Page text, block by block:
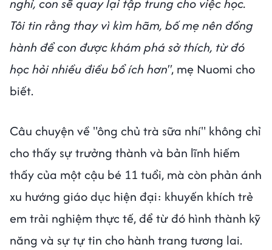
Tôi tin rằng thay vì kìm hãm, bố mẹ nên đồng
hành để con được khám phá sở thích, từ đó
học hỏi nhiều điều bổ ích hơn", mẹ Nuomi cho
biết.
Câu chuyện về "ông chủ trà sữa nhí" không chỉ
cho thấy sự trưởng thành và bản lĩnh hiếm
thấy của một cậu bé 11 tuổi, mà còn phản ánh
xu hướng giáo dục hiện đại: khuyến khích trẻ
em trải nghiệm thực tế, để từ đó hình thành kỹ
năng và sự tự tin cho hành trang tương lai.